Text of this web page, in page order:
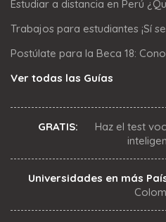
Estudiar a distancia en Perú
Trabajos para estudiantes ¡Sí
Postúlate para la Beca 18:
Ver todas las Guías
GRATIS: Haz el test
Universidades en más